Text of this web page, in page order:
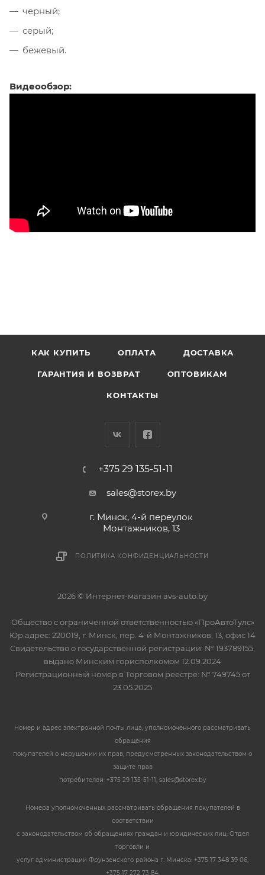
черный;
серый;
бежевый.
Видеообзор:
КАК КУПИТЬ ОПЛАТА ДОСТАВКА
ГАРАНТИЯ И ВОЗВРАТ ОПТОВИКАМ
КОНТАКТЫ
+375 29 135-51-11
sales@storex.by
г. Минск, 4-й переулок
Монтажников, 13
ПОЛИТИКА КОНФИДЕНЦИАЛЬНОСТИ
2026 © Интернет-магазин avs-auto.by
Общество с ограниченной ответственностью «ПроАвтоТулс»
Юр.адрес: 220019, г. Минск, пер. 4-й Монтажников, 13, офис 14
Свидетельство о государственной регистрации: № 193789155,
выдано Минским горисполкомом 12.09.2024
Регистрационный номер в Торговом реестре: № 749745 от
23.05.2025
Номер и адрес электронной почты лица, уполномоченного рассматривать
обращения
покупателей о нарушении их прав, предусмотренных законодательством о
защите прав
потребителей: +375 29 135-51-11, sales@storex.by
Номера уполномоченных рассматривать обращения покупателей в
соответствии
с законодательством об обращениях граждан и юридических лиц: Отдел
торговли и
услуг администрации Фрунзенского района г. Минска: +375 17 348 39 06,
+375 17 272 73 84.